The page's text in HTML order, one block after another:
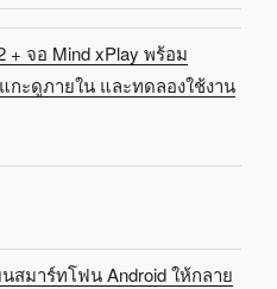
+ จอ Mind xPlay พร้อม
กะดูภายใน และทดลองใช้งาน
สมาร์ทโฟน Android ให้กลาย